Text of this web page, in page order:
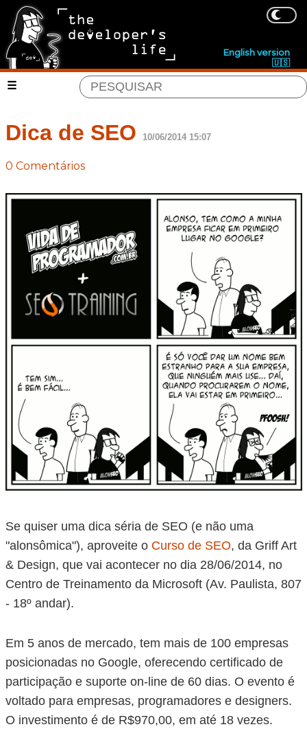
English version
🇺🇸
Dica de SEO 10/06/2014 15:07
0 Comentários
Se quiser uma dica séria de SEO (e não uma
"alonsômica"), aproveite o Curso de SEO, da Griff Art
& Design, que vai acontecer no dia 28/06/2014, no
Centro de Treinamento da Microsoft (Av. Paulista, 807
- 18º andar).
Em 5 anos de mercado, tem mais de 100 empresas
posicionadas no Google, oferecendo certificado de
participação e suporte on-line de 60 dias. O evento é
voltado para empresas, programadores e designers.
O investimento é de R$970,00, em até 18 vezes.